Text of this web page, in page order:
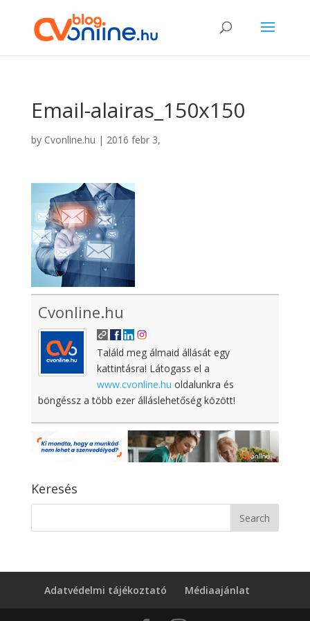
Email-alairas_150x150
by Cvonline.hu | 2016 febr 3,
Cvonline.hu
Találd meg álmaid állását egy
kattintásra! Látogass el a
www.cvonline.hu oldalunkra és
böngéssz a több ezer álláslehetőség között!
Keresés
Adatvédelmi tájékoztató Médiaajánlat